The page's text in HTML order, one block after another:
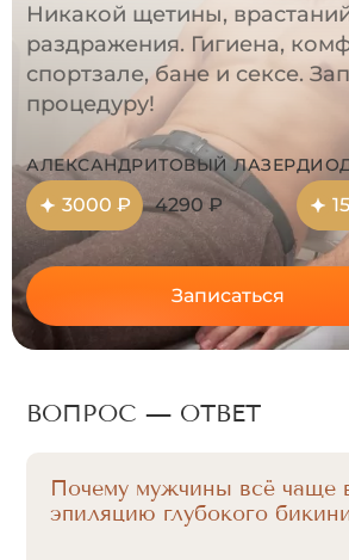
Никакой щетины,
раздражения. Гигиена,
спортзале, бане и сексе.
процедуру!
АЛЕКСАНДРИТОВЫЙ ЛАЗЕР
3000 ₽ 4290 ₽
Записаться
ВОПРОС — ОТВЕТ
Почему мужчины всё чаще
эпиляцию глубокого